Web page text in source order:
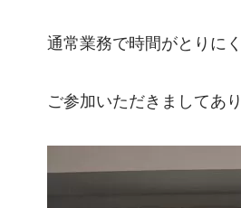
通常業務で時間がとりに
ご参加いただきましてあ